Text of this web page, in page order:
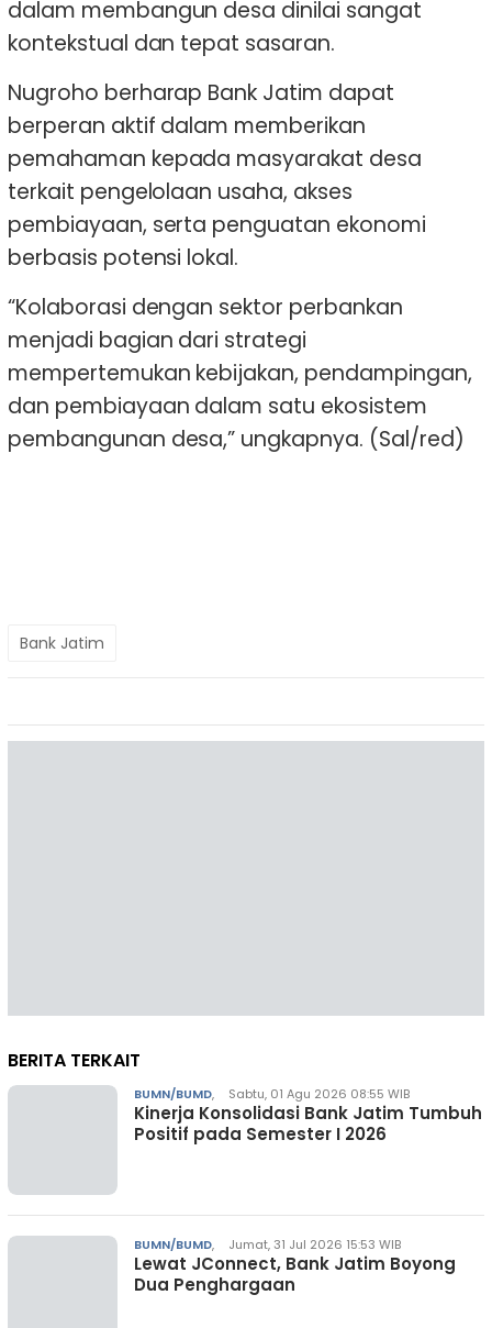
dalam membangun desa dinilai sangat
kontekstual dan tepat sasaran.
Nugroho berharap Bank Jatim dapat
berperan aktif dalam memberikan
pemahaman kepada masyarakat desa
terkait pengelolaan usaha, akses
pembiayaan, serta penguatan ekonomi
berbasis potensi lokal.
“Kolaborasi dengan sektor perbankan
menjadi bagian dari strategi
mempertemukan kebijakan, pendampingan,
dan pembiayaan dalam satu ekosistem
pembangunan desa,” ungkapnya. (Sal/red)
Bank Jatim
BERITA TERKAIT
BUMN/BUMD, Sabtu, 01 Agu 2026 08:55 WIB
Kinerja Konsolidasi Bank Jatim Tumbuh
Positif pada Semester I 2026
BUMN/BUMD, Jumat, 31 Jul 2026 15:53 WIB
Lewat JConnect, Bank Jatim Boyong
Dua Penghargaan